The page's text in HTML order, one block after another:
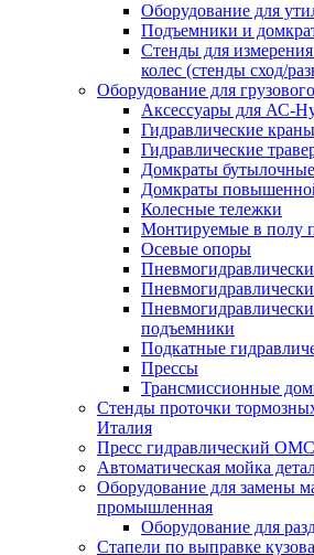
Оборудование для
Подъемники и
Стенды для
колес (стенды сход/
Оборудование для
Аксессуары для АС-
Гидравлические краны
Гидравлические
Домкраты бутылочные
Домкраты
Колесные тележки
Монтируемые в полу
Осевые опоры
подъемники
Подкатные
Прессы
Трансмиссионные
Стенды проточки
Италия
Пресс гидравлический
Автоматическая мойка
Оборудование для замены
промышленная
Оборудование для
Стапели по выправке